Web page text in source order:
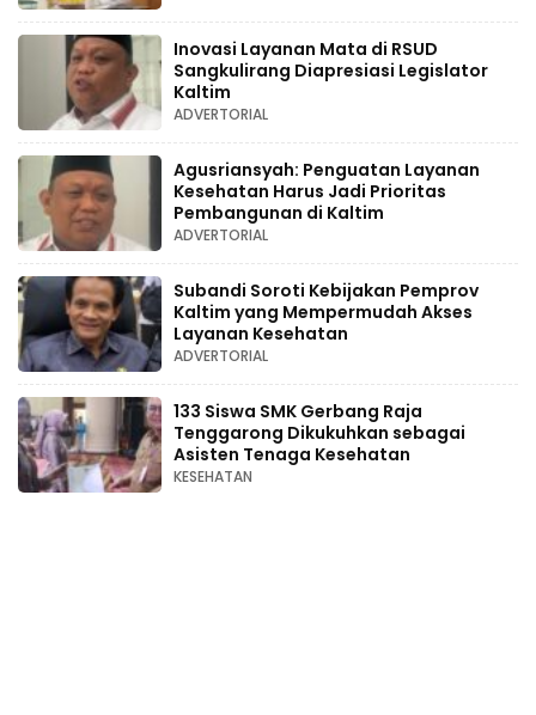
Inovasi Layanan Mata di RSUD
Sangkulirang Diapresiasi Legislator
Kaltim
ADVERTORIAL
Agusriansyah: Penguatan Layanan
Kesehatan Harus Jadi Prioritas
Pembangunan di Kaltim
ADVERTORIAL
Subandi Soroti Kebijakan Pemprov
Kaltim yang Mempermudah Akses
Layanan Kesehatan
ADVERTORIAL
133 Siswa SMK Gerbang Raja
Tenggarong Dikukuhkan sebagai
Asisten Tenaga Kesehatan
KESEHATAN